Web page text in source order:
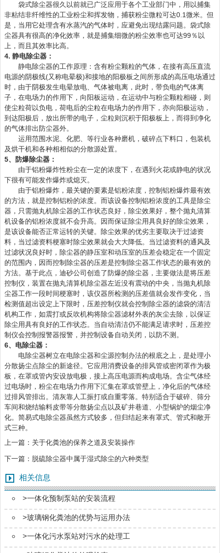
袋式除尘器很久以前就已广泛应用于各个工业部门中，用以捕集
非粘结非纤维性的工业粉尘和挥发物，捕获粉尘微粒可达0.1微米。但
是，当用它处理含有水蒸汽的气体时，应避免出现结露问题。袋式除
尘器具有很高的净化效率，就是捕集细微的粉尘效率也可达99％以
上，而且其效率比高。
4. 静电除尘器：
静电除尘器的工作原理：含有粉尘颗粒的气体，在接有高压直流
电源的阴极线(又称电晕极)和接地的阳极板之间所形成的高压电场通过
时，由于阴极发生电晕放电、气体被电离，此时，带负电的气体离
子，在电场力的作用下，向阳板运动，在运动中与粉尘颗粒相碰，则
使尘粒荷以负电，荷电后的尘粒在电场力的作用下，亦向阳极运动，
到达阳极后，放出所带的电子，尘粒则沉积于阳极板上，而得到净化
的气体排出防尘器外。
运用范围水泥、化肥、等行业各种磨机，破碎点下料口，包装机
及烘干机和各种相相似的分散源处置。
5、防爆除尘器：
由于铝粉爆炸性粉尘在一定的浓度下，在遇到火花或静电的状况
下很有可能发作爆炸或熄灭。
由于铝粉爆炸，最关键的要素是铝粉浓度，控制铝粉爆炸最有效
的方法，就是控制铝粉的浓度。而该设备控制铝粉浓度的工具是除尘
器，只需抛丸机除尘器的工作状态良好，除尘效果好，整个抛丸清算
机设备的铝粉浓度就不会升高。因而保证除尘用具良好的除尘效果，
是该设备能否正常运转的关键。除尘效果的优劣主要取决于过滤资
料，当过滤资料梗塞时除尘效果就会大大降低。当过滤资料的通风及
过滤状况良好时，除尘器的静压室和动压室的压差会稳定在一个固定
的范围内，因而控制除尘器的压差是控制除尘器工作状态的最有效的
方法。基于此点，迪砂公司创造了防爆的除尘器，主要做法是将压差
控制仪，装置在抛丸清算机除尘器左近没有震动的中央，当抛丸机除
尘器工作一段时间梗塞时，该仪器所检测的压差值就会发作变化，当
检测值超出设定上下限时，压差控制仪就会控制除尘器的滤袋的清洁
机构工作，如震打或反吹机构将除尘器滤材外表的灰尘去除，以保证
除尘用具有良好的工作状态。当自动清洁仍不能满足请求时，压差控
制仪会控制报警器报警，并控制设备自动关闭，以防不测。
6、电除尘器：
电除尘器树立在电除尘器和尘源控制办法的根底之上，是处理小
分散扬尘点除尘的新途径。它应用消费设备的排风管或密闭罩作为极
板，在罩或管内安设放电极，接上高压电源而构成电场。含尘气体经
过电场时，粉尘在电场力作用下汇集在罩或管壁上，净化后的气体经
过排风管排出。清灰靠人工振打或自重零落。特别适合于破碎、筛分
车间和烧结输料皮带等分散扬尘点以及矿井巷道、小型锅炉的烟尘净
化。简易式电除尘器虽然方式较多，但归结起来有罩式、管式和敞开
式三种。
上一篇： 关于化粪池的保养之道及安装操作
下一篇： 脱硫除尘器中属于湿式除尘的六种类型
相关信息
>一体化预制泵站的安装流程
>玻璃钢化粪池的优势与运用办法
>一体化污水泵站对污水的处理工